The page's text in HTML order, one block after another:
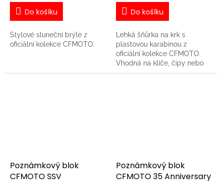
Do košíku
Stylové sluneční brýle z
oficiální kolekce CFMOTO.
Do košíku
Lehká šňůrka na krk s
plastovou karabinou z
oficiální kolekce CFMOTO.
Vhodná na klíče, čipy nebo
karty.
Poznámkový blok
CFMOTO SSV
Poznámkový blok
CFMOTO 35 Anniversary